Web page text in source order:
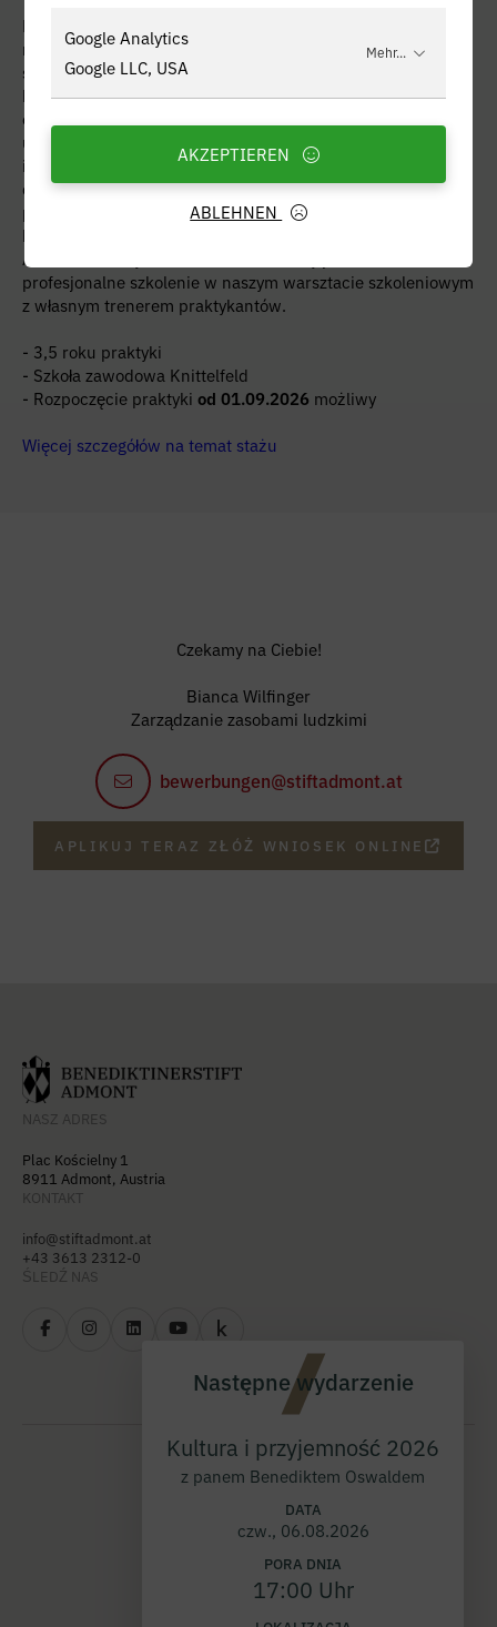
Podczas praktyk w firmie działającej na arenie
międzynarodowej oferujemy kompleksowy program
szkoleniowy z wieloma możliwościami szkolenia i dalszego
kształcenia w dynamicznym zespole. Wiele dodatkowych
ofert, takich jak udział w seminariach dotyczących
umiejętności miękkich, zarządzanie zdrowiem w firmie,
imprezy integracyjne, udział w wydarzeniach szkolnych i
dla praktykantów itp. uzupełniają kompleksowy program
praktyk. Szczególnie dobre wyniki w szkole zawodowej i na
koniec praktyk są również szczególnie honorowane w
Admonter. Oczywiście nacisk kładziony jest na
profesjonalne szkolenie w naszym warsztacie szkoleniowym
z własnym trenerem praktykantów.
- 3,5 roku praktyki
- Szkoła zawodowa Knittelfeld
- Rozpoczęcie praktyki od 01.09.2026 możliwy
Więcej szczegółów na temat stażu
Czekamy na Ciebie!
Bianca Wilfinger
Zarządzanie zasobami ludzkimi
bewerbungen@stiftadmont.at
APLIKUJ TERAZ ZŁÓŻ WNIOSEK ONLINE
NASZ ADRES
Plac Kościelny 1
8911 Admont, Austria
KONTAKT
info@stiftadmont.at
+43 3613 2312-0
ŚLEDŹ NAS
Następne wydarzenie
Kultura i przyjemność 2026
z panem Benediktem Oswaldem
DATA
czw., 06.08.2026
PORA DNIA
17:00 Uhr
Google Analytics
Google LLC, USA
Mehr...
ABLEHNEN
AKZEPTIEREN